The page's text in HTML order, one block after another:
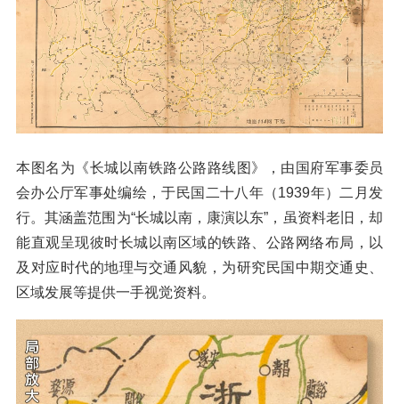
本图名为《长城以南铁路公路路线图》，由国府军事委员
会办公厅军事处编绘，于民国二十八年（1939年）二月发
行。其涵盖范围为“长城以南，康演以东”，虽资料老旧，却
能直观呈现彼时长城以南区域的铁路、公路网络布局，以
及对应时代的地理与交通风貌，为研究民国中期交通史、
区域发展等提供一手视觉资料。